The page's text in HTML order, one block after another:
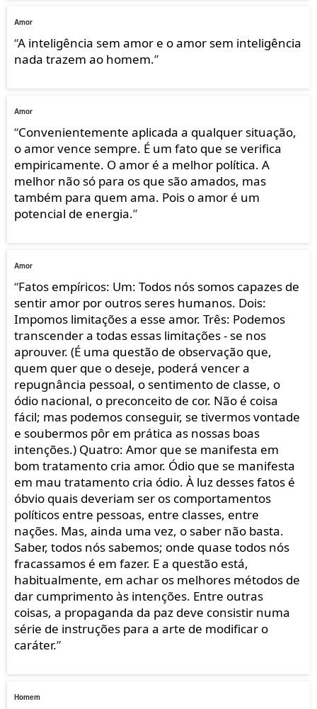
Amor
“A inteligência sem amor e o amor sem inteligência
nada trazem ao homem.”
Amor
“Convenientemente aplicada a qualquer situação,
o amor vence sempre. É um fato que se verifica
empiricamente. O amor é a melhor política. A
melhor não só para os que são amados, mas
também para quem ama. Pois o amor é um
potencial de energia.”
Amor
“Fatos empíricos: Um: Todos nós somos capazes de
sentir amor por outros seres humanos. Dois:
Impomos limitações a esse amor. Três: Podemos
transcender a todas essas limitações - se nos
aprouver. (É uma questão de observação que,
quem quer que o deseje, poderá vencer a
repugnância pessoal, o sentimento de classe, o
ódio nacional, o preconceito de cor. Não é coisa
fácil; mas podemos conseguir, se tivermos vontade
e soubermos pôr em prática as nossas boas
intenções.) Quatro: Amor que se manifesta em
bom tratamento cria amor. Ódio que se manifesta
em mau tratamento cria ódio. À luz desses fatos é
óbvio quais deveriam ser os comportamentos
políticos entre pessoas, entre classes, entre
nações. Mas, ainda uma vez, o saber não basta.
Saber, todos nós sabemos; onde quase todos nós
fracassamos é em fazer. E a questão está,
habitualmente, em achar os melhores métodos de
dar cumprimento às intenções. Entre outras
coisas, a propaganda da paz deve consistir numa
série de instruções para a arte de modificar o
caráter.”
Homem